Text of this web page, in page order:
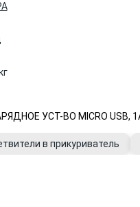
УСТ-ВО MICRO USB,
в прикуриватель